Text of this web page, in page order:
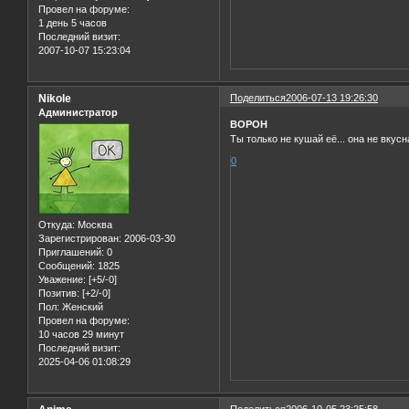
Провел на форуме:
1 день 5 часов
Последний визит:
2007-10-07 15:23:04
Поделиться2006-07-13 19:26:30
Nikole
Администратор
Откуда: Москва
Зарегистрирован: 2006-03-30
Приглашений: 0
Сообщений: 1825
Уважение: [+5/-0]
Позитив: [+2/-0]
Пол: Женский
Провел на форуме:
10 часов 29 минут
Последний визит:
2025-04-06 01:08:29
BOPOH
Ты только не кушай её... она не
0